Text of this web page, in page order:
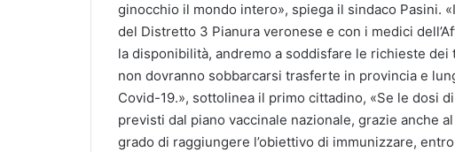
ginocchio il mondo intero», spiega il sindaco Pasini.
del Distretto 3 Pianura veronese e con i medici
la disponibilità, andremo a soddisfare le richieste
non dovranno sobbarcarsi trasferte in provincia e
Covid-19.», sottolinea il primo cittadino, «Se le dosi
previsti dal piano vaccinale nazionale, grazie anche
grado di raggiungere l’obiettivo di immunizzare,